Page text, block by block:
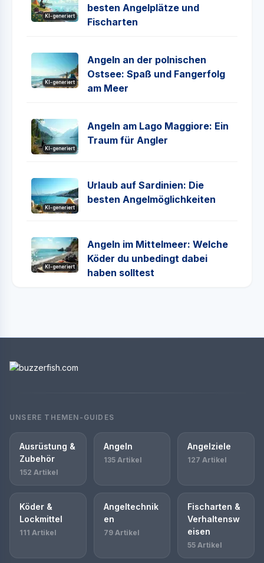
KI-generiert
besten Angelplätze und
Fischarten
KI-generiert
Angeln an der polnischen
Ostsee: Spaß und Fangerfolg
am Meer
KI-generiert
Angeln am Lago Maggiore: Ein
Traum für Angler
KI-generiert
Urlaub auf Sardinien: Die
besten Angelmöglichkeiten
KI-generiert
Angeln im Mittelmeer: Welche
Köder du unbedingt dabei
haben solltest
UNSERE THEMEN-GUIDES
Ausrüstung &
Zubehör
152 Artikel
Angeln
135 Artikel
Angelziele
127 Artikel
Köder &
Lockmittel
111 Artikel
Angeltechnik
en
79 Artikel
Fischarten &
Verhaltensw
eisen
55 Artikel